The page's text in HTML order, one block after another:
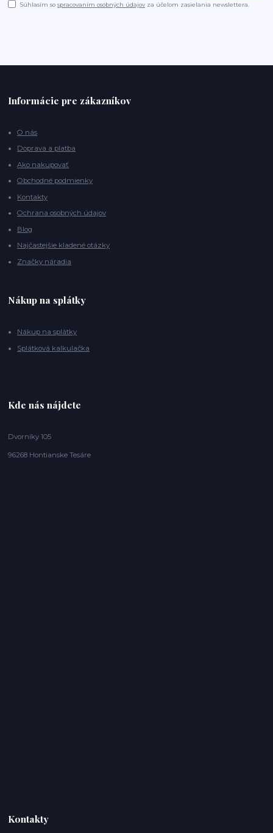
Súhlasím sospracovaním osobných údajov za účelom zasielania newslettera.
Informácie pre zákazníkov
O nás
Doprava a platba
Ako nakupovať
Obchodné podmienky
Kontakty
Ochrana osobných údajov
Blog
Najčastejšie kladené otázky
Značky náradia
Nákup na splátky
Nákup na splátky
Splátková kalkulačka
Kde nás nájdete
Dvorníky 105
96268 Hontianske Tesáre
Kontakty